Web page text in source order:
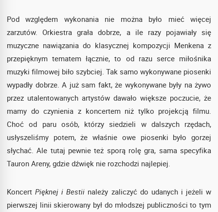
Pod względem wykonania nie można było mieć więcej
zarzutów. Orkiestra grała dobrze, a ile razy pojawiały się
muzyczne nawiązania do klasycznej kompozycji Menkena z
przepięknym tematem łącznie, to od razu serce miłośnika
muzyki filmowej biło szybciej. Tak samo wykonywane piosenki
wypadły dobrze. A już sam fakt, że wykonywane były na żywo
przez utalentowanych artystów dawało większe poczucie, że
mamy do czynienia z koncertem niż tylko projekcją filmu.
Choć od paru osób, którzy siedzieli w dalszych rzędach,
usłyszeliśmy potem, że właśnie owe piosenki było gorzej
słychać. Ale tutaj pewnie też sporą rolę gra, sama specyfika
Tauron Areny, gdzie dźwięk nie rozchodzi najlepiej.
KoncertPięknej i Bestii należy zaliczyć do udanych i jeżeli w
pierwszej linii skierowany był do młodszej publiczności to tym